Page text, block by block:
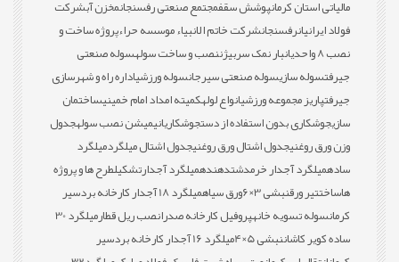
مالیاتی استان کرمانپوشش سقفمجتمع صنعتی رفسنجانمخزن آبشرکت
فولاد ایرانیانرفسنجانشرکت خاتم الانبیاء موسسه حراءپروژه ساخت و
نصب 8 واحدی
انبار نمک سربیژننصب و ساخت سولهسوله صنعتی
جیرفتسوله سازیسوله صنعتی سیرجانسوله ورزشیاداره راه و شهرسازی
جیرفتپاریز مجموعه ورزشیانواع لولهکمیته امداد امام خمینیساختمان
سازیجوشکاری بدون استفاده از دستجوشکاریانیمیشن نصب سولهجدول
وزن ورق روغنیجدول اشتال ورق روغنیجدول اشتال میلگردمیلگرد
سادهمیلگرد آجدار خرمدشتدهندهمیلگرد آجدارتشکیلطرح ها و پروژه
هاساختتیر ورقنبشی 3×6 ورق سیاه
میلگرد 18 آجدار کارخانه بردسیر
کرمانسوله تسویه خانهپروفیل کارخانه صدرانصب ریل قطار
میلگرد 30
ساده کویر کاشاننبشی 5×4
میلگرد 16 آجدار کارخانه بردسیر